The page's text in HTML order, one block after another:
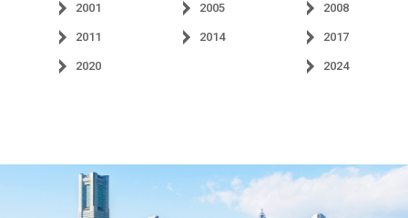
2001 2005 2008
2011 2014 2017
2020 2024